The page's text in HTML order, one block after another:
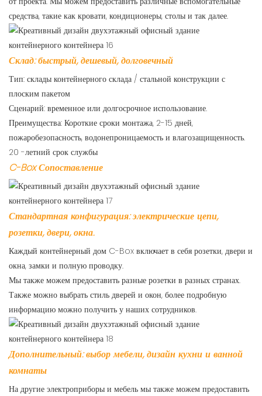
средства, такие как кровати, кондиционеры, столы и так далее.
Склад: быстрый, дешевый, долговечный
Тип: склады контейнерного склада / стальной конструкции с
плоским пакетом
Сценарий: временное или долгосрочное использование.
Преимущества: Короткие сроки монтажа, 2-15 дней,
пожаробезопасность, водонепроницаемость и влагозащищенность.
20 -летний срок службы
C-Box Сопоставление
Стандартная конфигурация: электрические цепи,
розетки, двери, окна.
Каждый контейнерный дом C-Box включает в себя розетки, двери и
окна, замки и полную проводку.
Мы также можем предоставить разные розетки в разных странах.
Также можно выбрать стиль дверей и окон, более подробную
информацию можно получить у наших сотрудников.
Дополнительный: выбор мебели, дизайн кухни и ванной
комнаты
На другие электроприборы и мебель мы также можем предоставить